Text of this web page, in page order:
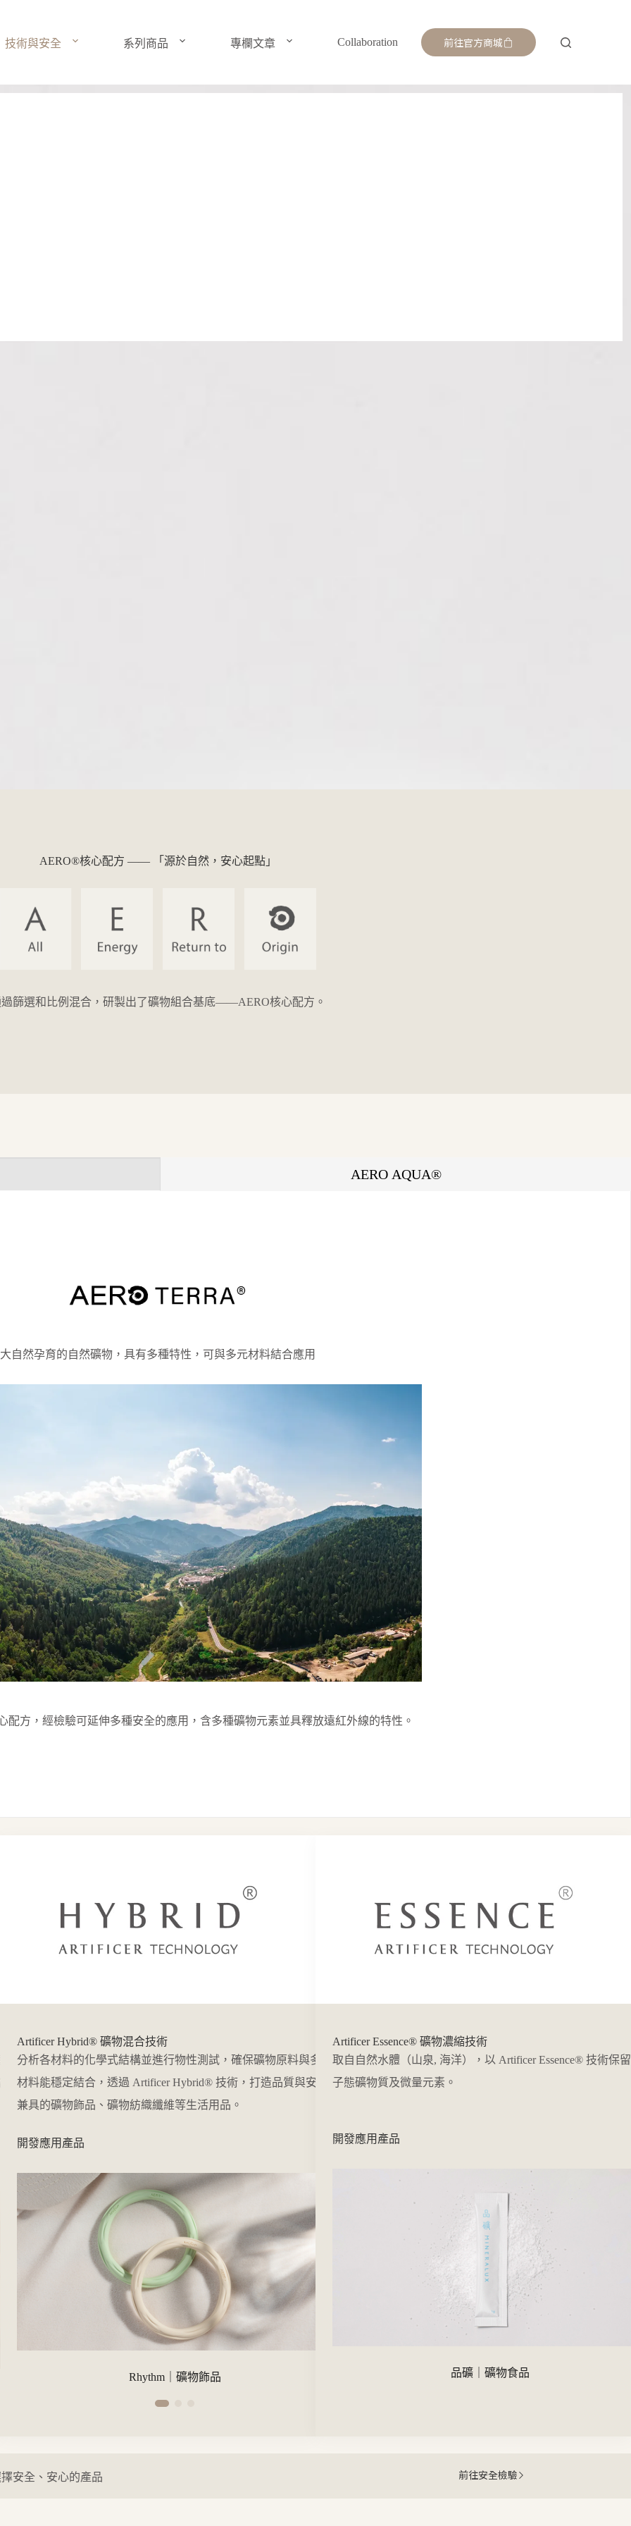
技術與安全 系列商品 專欄文章 Collaboration 前往官方商城
AERO®核心配方 —— 「源於自然，安心起點」
篩選和比例混合，研製出了礦物組合基底——AERO核心配方。
AERO AQUA®
大自然孕育的自然礦物，具有多種特性，可與多元材料結合應用
配方，經檢驗可延伸多種安全的應用，含多種礦物元素並具釋放遠紅外線的特性。
Artificer Hybrid® 礦物混合技術
分析各材料的化學式結構並進行物性測試，確保礦物原料與多元
材料能穩定結合，透過 Artificer Hybrid® 技術，打造品質與安全
兼具的礦物飾品、礦物紡織纖維等生活用品。
開發應用產品
Rhythm｜礦物飾品
Element｜礦物飾品
Artificer Essence® 礦物濃縮技術
取自自然水體（山泉, 海洋），以 Artificer Essence® 技術保
子態礦物質及微量元素。
開發應用產品
品礦｜礦物食品
安全、安心的產品 前往安全檢驗